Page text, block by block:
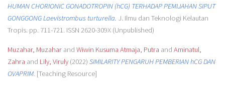
HUMAN CHORIONIC GONADOTROPIN (hCG) TERHADAP PEMIJAHAN SIPUT
GONGGONG Laevistrombus turturella. J. Ilmu dan Teknologi Kelautan
Tropis. pp. 711-721. ISSN 2620-309X (Unpublished)
Muzahar, Muzaharand Wiwin Kusuma Atmaja, Putra and Aminatul,
Zahra and Lily, Viruly(2022) SIMILARITY PENGARUH PEMBERIAN hCG DAN
OVAPRIM. [Teaching Resource]